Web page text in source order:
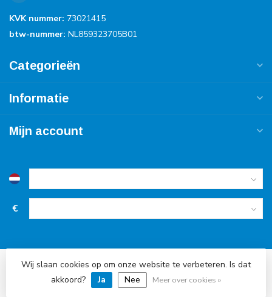
KVK nummer: 73021415
btw-nummer: NL859323705B01
Categorieën
Informatie
Mijn account
€
© Copyright 2026 Accu Service Dreumel
Wij slaan cookies op om onze website te verbeteren. Is dat
akkoord?
Ja Nee Meer over cookies »